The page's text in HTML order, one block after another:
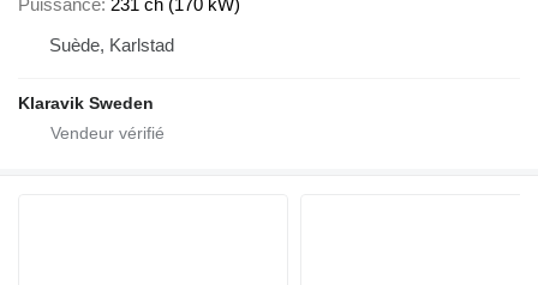
Suède, Karlstad
Klaravik Sweden